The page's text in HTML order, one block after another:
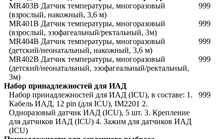
MR403B Датчик температуры, многоразовый
(взрослый, накожный, 3,6 м)
999
MR401B Датчик температуры, многоразовый
(взрослый, эзофагеальный/ректальный, 3м)
999
MR404B Датчик температуры, многоразовый
(детский/неонатальный, накожный, 3,6 м)
999
MR402B Датчик температуры, многоразовый
(детский/неонатальный, эзофагеальный/ректальный,
3м)
999
Набор принадлежностей для ИАД
Набор принадлежностей для ИАД (ICU), в составе: 1.
Кабель ИАД, 12 pin (для ICU), IM2201 2.
Одноразовый датчик ИАД (ICU), 5 шт. 3. Крепление
для датчиков ИАД (ICU) 4. Зажим для датчиков ИАД
(ICU)
999